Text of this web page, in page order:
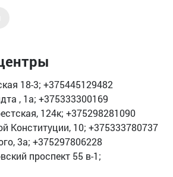
18-3; +375445129482
, 1а; +375333300169
124к; +375298281090
Конституции, 10; +375333780737
3а; +375297806228
проспект 55 в-1;